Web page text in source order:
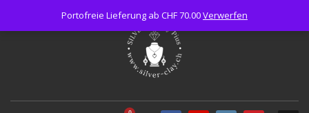
Portofreie Lieferung ab CHF 70.00Verwerfen